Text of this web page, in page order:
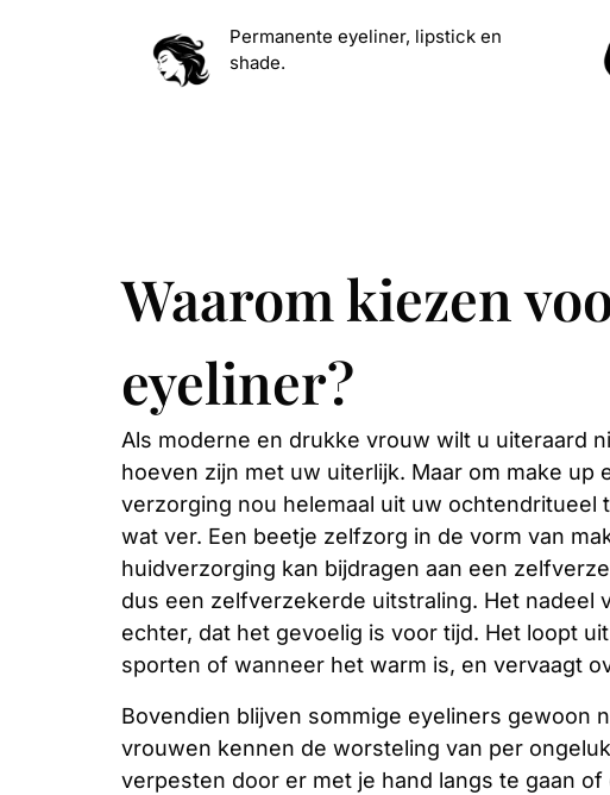
Permanente eyeliner, lipstick en
shade.
Waarom kiezen
eyeliner?
Als moderne en drukke vrouw wilt u uiteraard
hoeven zijn met uw uiterlijk. Maar om make up
verzorging nou helemaal uit uw ochtendritueel
wat ver. Een beetje zelfzorg in de vorm van
huidverzorging kan bijdragen aan een
dus een zelfverzekerde uitstraling. Het nadeel
echter, dat het gevoelig is voor tijd. Het loopt
sporten of wanneer het warm is, en vervaagt
Bovendien blijven sommige eyeliners gewoon
vrouwen kennen de worsteling van per
verpesten door er met je hand langs te gaan